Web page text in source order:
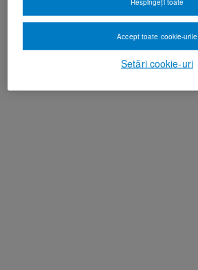
Setări cookie-uri
Accept toate cookie-urile